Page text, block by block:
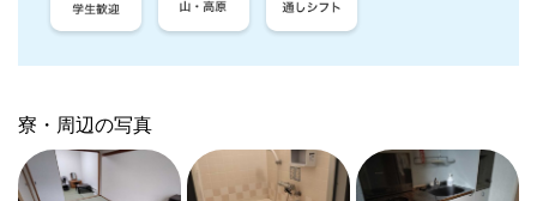
寮・周辺の写真